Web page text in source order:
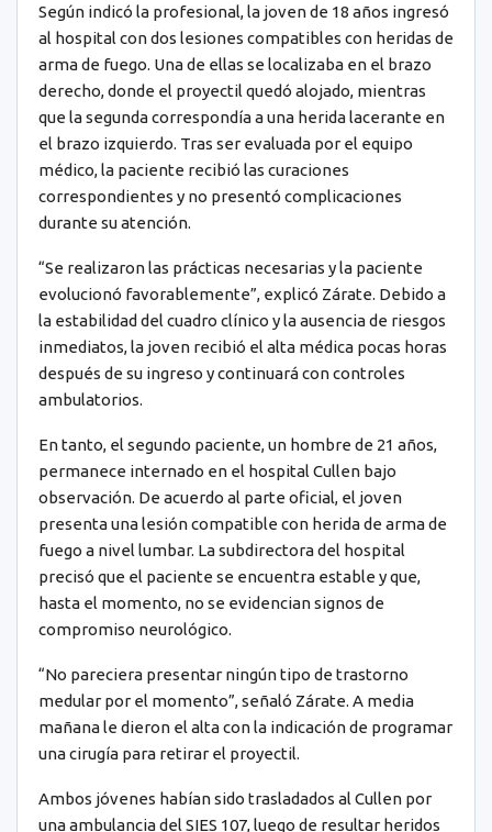
Según indicó la profesional, la joven de 18 años ingresó
al hospital con dos lesiones compatibles con heridas de
arma de fuego. Una de ellas se localizaba en el brazo
derecho, donde el proyectil quedó alojado, mientras
que la segunda correspondía a una herida lacerante en
el brazo izquierdo. Tras ser evaluada por el equipo
médico, la paciente recibió las curaciones
correspondientes y no presentó complicaciones
durante su atención.
“Se realizaron las prácticas necesarias y la paciente
evolucionó favorablemente”, explicó Zárate. Debido a
la estabilidad del cuadro clínico y la ausencia de riesgos
inmediatos, la joven recibió el alta médica pocas horas
después de su ingreso y continuará con controles
ambulatorios.
En tanto, el segundo paciente, un hombre de 21 años,
permanece internado en el hospital Cullen bajo
observación. De acuerdo al parte oficial, el joven
presenta una lesión compatible con herida de arma de
fuego a nivel lumbar. La subdirectora del hospital
precisó que el paciente se encuentra estable y que,
hasta el momento, no se evidencian signos de
compromiso neurológico.
“No pareciera presentar ningún tipo de trastorno
medular por el momento”, señaló Zárate. A media
mañana le dieron el alta con la indicación de programar
una cirugía para retirar el proyectil.
Ambos jóvenes habían sido trasladados al Cullen por
una ambulancia del SIES 107, luego de resultar heridos